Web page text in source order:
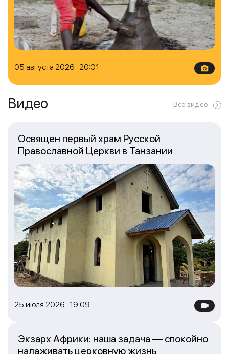
05 августа 2026 20:01
Видео Все видео
25 июля 2026 19:09
Освящен первый храм Русской
Православной Церкви в Танзании
Экзарх Африки: наша задача — спокойно
налаживать церковную жизнь